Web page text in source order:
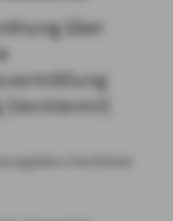
über
Hochrhein